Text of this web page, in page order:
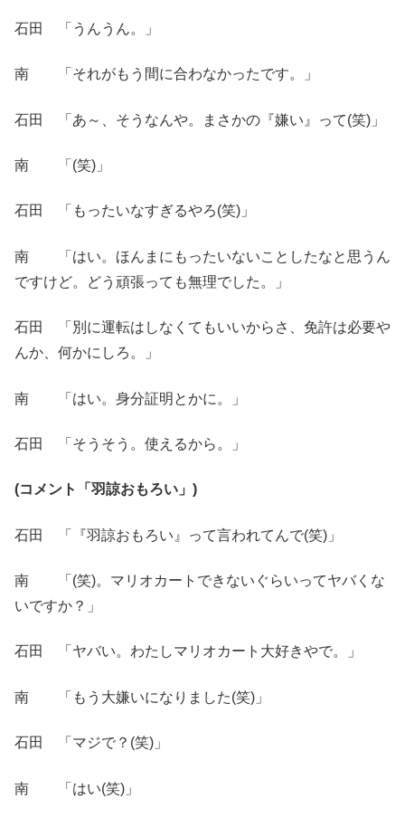
石田 「うんうん。」
南 「それがもう間に合わなかったです。」
石田 「あ～、そうなんや。まさかの『嫌い』って(笑)」
南 「(笑)」
石田 「もったいなすぎるやろ(笑)」
南 「はい。ほんまにもったいないことしたなと思うん
ですけど。どう頑張っても無理でした。」
石田 「別に運転はしなくてもいいからさ、免許は必要や
んか、何かにしろ。」
南 「はい。身分証明とかに。」
石田 「そうそう。使えるから。」
(コメント「羽諒おもろい」)
石田 「『羽諒おもろい』って言われてんで(笑)」
南 「(笑)。マリオカートできないぐらいってヤバくな
いですか？」
石田 「ヤバい。わたしマリオカート大好きやで。」
南 「もう大嫌いになりました(笑)」
石田 「マジで？(笑)」
南 「はい(笑)」